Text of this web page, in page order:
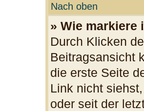
Nach oben
» Wie markiere
Durch Klicken
Beitragsansicht
die erste Seite
Link nicht
oder seit der